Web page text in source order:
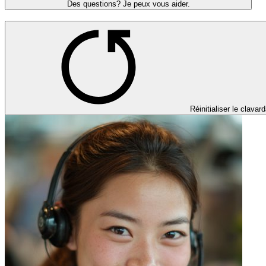
Des questions? Je peux vous aider.
Réinitialiser le